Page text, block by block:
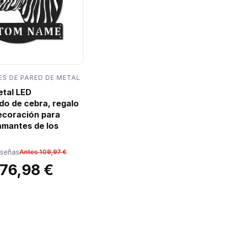
DE PARED DE METAL
LED
de cebra, regalo
para
de los
Antes 109,97 €
€